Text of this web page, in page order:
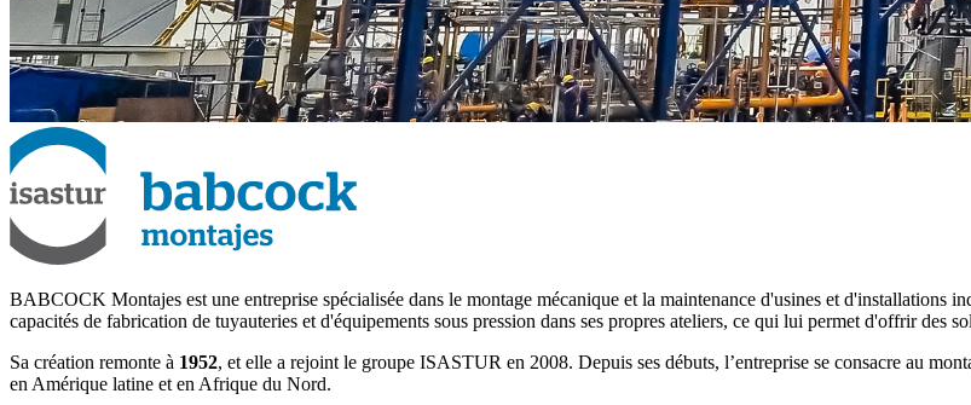
BABCOCK Montajes est une entreprise spécialisée dans le montage mécanique et la maintenance d'usines et d'installations
capacités de fabrication de tuyauteries et d'équipements sous pression dans ses propres ateliers, ce qui lui permet d'offrir des
Sa création remonte à 1952, et elle a rejoint le groupe ISASTUR en 2008. Depuis ses débuts, l’entreprise se consacre au
en Amérique latine et en Afrique du Nord.